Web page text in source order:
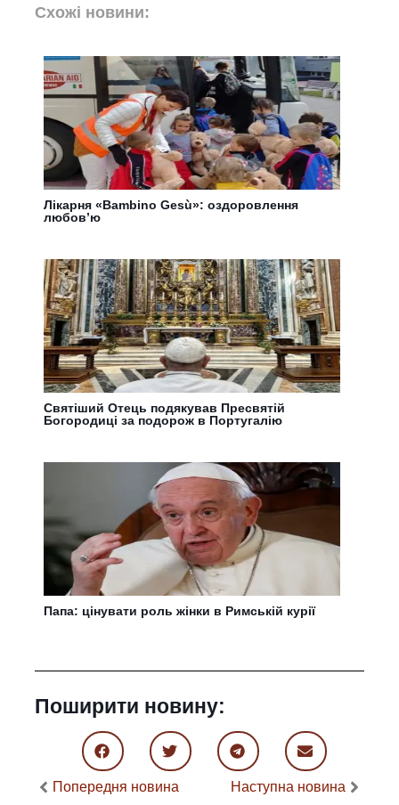
Схожі новини:
Лікарня «Bаmbino Gesù»: оздоровлення
любов’ю
Святіший Отець подякував Пресвятій
Богородиці за подорож в Португалію
Папа: цінувати роль жінки в Римській курії
Поширити новину:
Попередня новина Наступна новина